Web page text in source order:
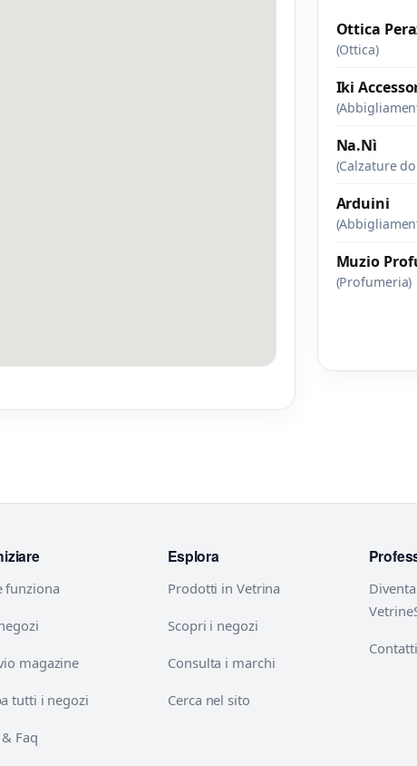
Ottica
(Ottica)
Iki
Na.Nì
(Calzature
Arduini
Muzio
(Profumeria)
Invia messaggio
funziona
magazine
tutti i negozi
Faq
Esplora
Prodotti in Vetrina
Scopri i negozi
Consulta i marchi
Cerca nel sito
Contatti